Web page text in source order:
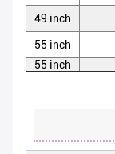
49 inch
55 inch
55 inch